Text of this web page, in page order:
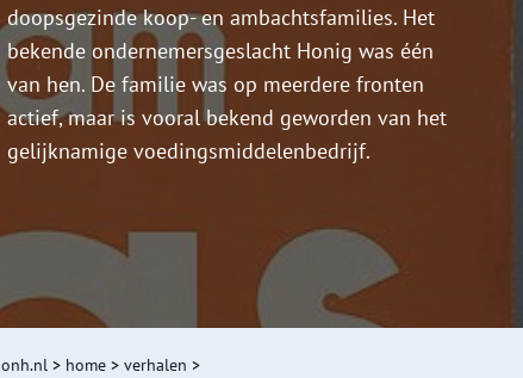
doopsgezinde koop- en ambachtsfamilies. Het
bekende ondernemersgeslacht Honig was één
van hen. De familie was op meerdere fronten
actief, maar is vooral bekend geworden van het
gelijknamige voedingsmiddelenbedrijf.
onh.nl > home > verhalen >